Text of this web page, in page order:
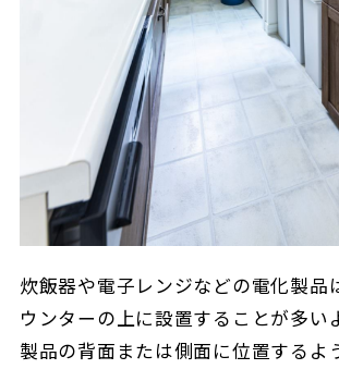
炊飯器や電子レンジなどの電化製品
ウンターの上に設置することが多い
製品の背面または側面に位置するよ